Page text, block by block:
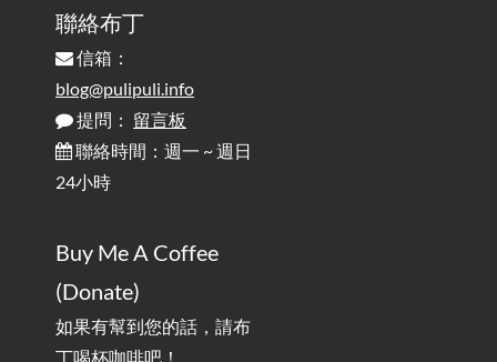
為何桌前打字總是腰痠背痛？桌子高度和螢幕高度
對人體工學的影響 / The Effect of Desk and Monitor Height on
Ergonomics: Why Does Typing at a Desk Often Lead to Back Pain?
行動網路無法連線？三星手機簡易解決方案
/ Mobile Network Not Connecting? Easy Solutions for Samsung
實作相容OpenAI API，但背後不是OpenAI的API服
務 / Implementing OpenAI API-Compatible Services, But Not
Powered by OpenAI
聯絡布丁
信箱：
blog@pulipuli.info
提問： 留言板
聯絡時間：週一 ~ 週日
24小時
Buy Me A Coffee
(Donate)
如果有幫到您的話，請布
丁喝杯咖啡吧！